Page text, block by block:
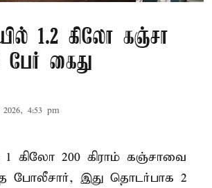
1.2 கிலோ கஞ்சா
பேர் கைது
4:53 pm
1 கிலோ 200 கிராம் கஞ்சாவை
போலீசார், இது தொடர்பாக 2